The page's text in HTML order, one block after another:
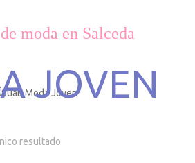
moda en Salceda
JOVEN
resultado